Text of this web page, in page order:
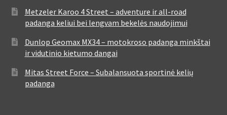
Metzeler Karoo 4 Street – adventure ir all-road
padanga keliui bei lengvam bekelės naudojimui
Dunlop Geomax MX34 – motokroso padanga minkštai
ir vidutinio kietumo dangai
Mitas Street Force – Subalansuota sportinė kelių
padanga